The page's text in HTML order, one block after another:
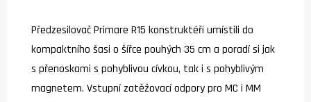
Předzesilovač Primare R15 konstruktéři umístili do
kompaktního šasi o šířce pouhých 35 cm a poradí si jak
s přenoskami s pohyblivou cívkou, tak i s pohyblivým
magnetem. Vstupní zatěžovací odpory pro MC i MM